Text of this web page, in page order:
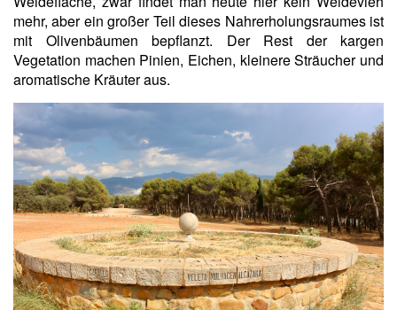
mehr, aber ein großer Teil dieses Nahrerholungsraumes ist
mit Olivenbäumen bepflanzt. Der Rest der kargen
Vegetation machen Pinien, Eichen, kleinere Sträucher und
aromatische Kräuter aus.